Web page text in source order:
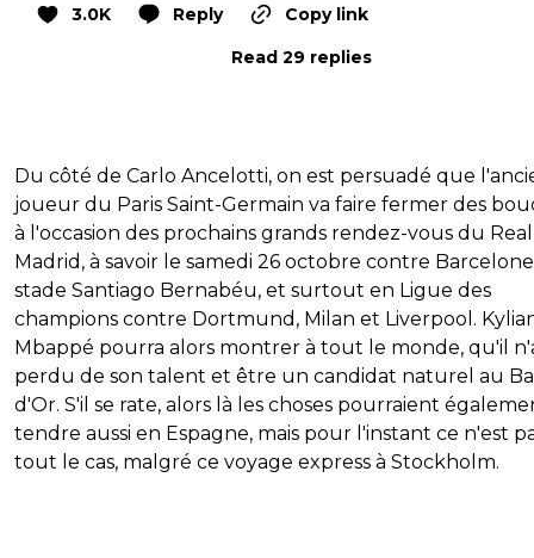
3.0K Reply
Copy link
Read 29 replies
Du côté de Carlo Ancelotti, on est persuadé que
joueur du Paris Saint-Germain va faire fermer des
à l'occasion des prochains grands rendez-vous du Real
Madrid, à savoir le samedi 26 octobre contre
stade Santiago Bernabéu, et surtout en Ligue des
champions contre Dortmund, Milan et Liverpool.
Mbappé pourra alors montrer à tout le monde, qu'il
perdu de son talent et être un candidat naturel au
d'Or. S'il se rate, alors là les choses pourraient
tendre aussi en Espagne, mais pour l'instant ce n'est
tout le cas, malgré ce voyage express à Stockholm.